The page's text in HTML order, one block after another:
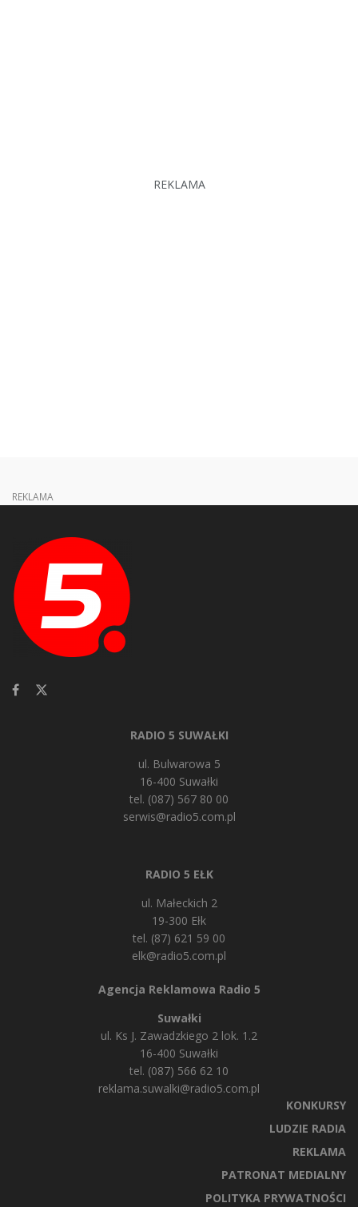
REKLAMA
REKLAMA
RADIO 5 SUWAŁKI
ul. Bulwarowa 5
16-400 Suwałki
tel. (087) 567 80 00
serwis@radio5.com.pl
RADIO 5 EŁK
ul. Małeckich 2
19-300 Ełk
tel. (87) 621 59 00
elk@radio5.com.pl
Agencja Reklamowa Radio 5
Suwałki
ul. Ks J. Zawadzkiego 2 lok. 1.2
16-400 Suwałki
tel. (087) 566 62 10
reklama.suwalki@radio5.com.pl
KONKURSY
LUDZIE RADIA
REKLAMA
PATRONAT MEDIALNY
POLITYKA PRYWATNOŚCI